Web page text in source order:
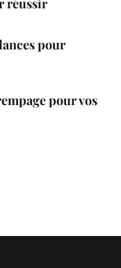
pour
pour vos